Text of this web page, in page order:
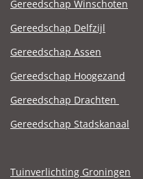
Gereedschap Winschoten
Gereedschap Delfzijl
Gereedschap Assen
Gereedschap Hoogezand
Gereedschap Drachten
Gereedschap Stadskanaal
Tuinverlichting Groningen